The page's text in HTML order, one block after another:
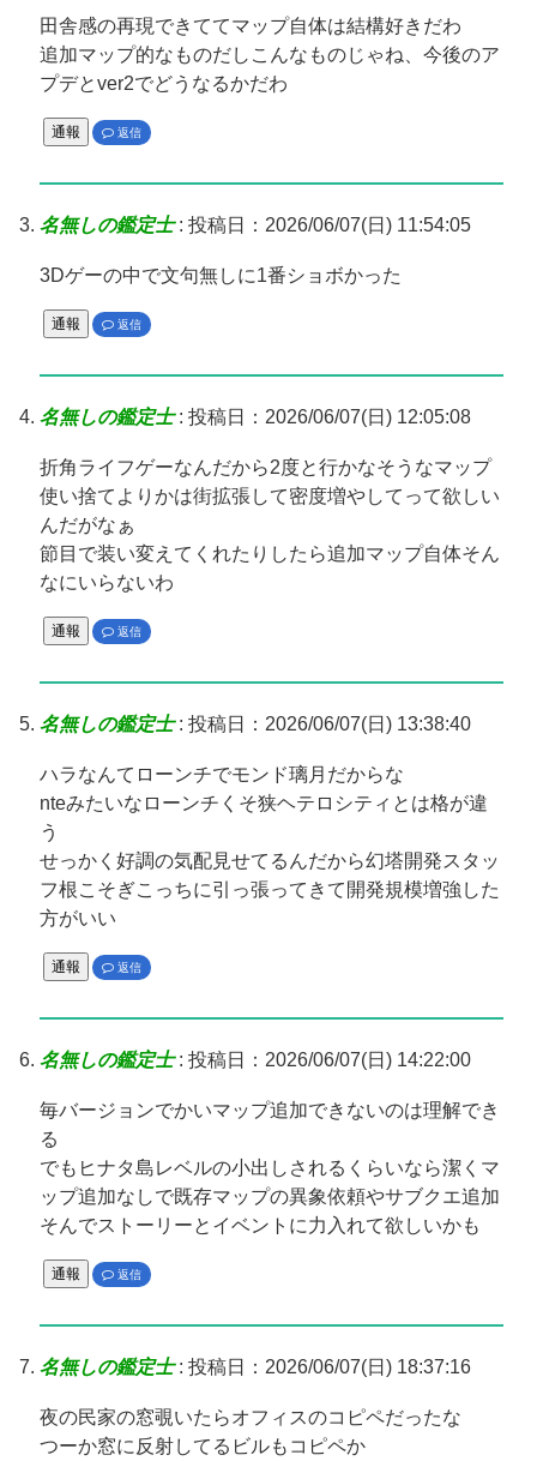
田舎感の再現できててマップ自体は結構好きだわ
追加マップ的なものだしこんなものじゃね、今後のア
プデとver2でどうなるかだわ
通報 返信
名無しの鑑定士: 投稿日：2026/06/07(日) 11:54:05
3Dゲーの中で文句無しに1番ショボかった
通報 返信
名無しの鑑定士: 投稿日：2026/06/07(日) 12:05:08
折角ライフゲーなんだから2度と行かなそうなマップ
使い捨てよりかは街拡張して密度増やしてって欲しい
んだがなぁ
節目で装い変えてくれたりしたら追加マップ自体そん
なにいらないわ
通報 返信
名無しの鑑定士: 投稿日：2026/06/07(日) 13:38:40
ハラなんてローンチでモンド璃月だからな
nteみたいなローンチくそ狭ヘテロシティとは格が違
う
せっかく好調の気配見せてるんだから幻塔開発スタッ
フ根こそぎこっちに引っ張ってきて開発規模増強した
方がいい
通報 返信
名無しの鑑定士: 投稿日：2026/06/07(日) 14:22:00
毎バージョンでかいマップ追加できないのは理解でき
る
でもヒナタ島レベルの小出しされるくらいなら潔くマ
ップ追加なしで既存マップの異象依頼やサブクエ追加
そんでストーリーとイベントに力入れて欲しいかも
通報 返信
名無しの鑑定士: 投稿日：2026/06/07(日) 18:37:16
夜の民家の窓覗いたらオフィスのコピペだったな
つーか窓に反射してるビルもコピペか